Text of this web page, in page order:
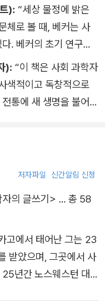
이 확고한 결론에 도달
하는 사이코패스적, 소
. (중략) 그러므로 범죄
행되어야 한다. 전통적
효하지 않다. 하위 계
한 분야의 범죄 행위를
> 중에서
): “세상 물정에 밝은
체로 볼 때, 베커는 사
. 베커의 초기 연구가
): “이 책은 사회 과학자
색적이고 독창적으로
통에 새 생명을 불어넣
저자파일 신간알림 신청
의 글쓰기> … 총 58
고에서 태어난 그는 23
받았으며, 그곳에서 사
년간 노스웨스턴 대